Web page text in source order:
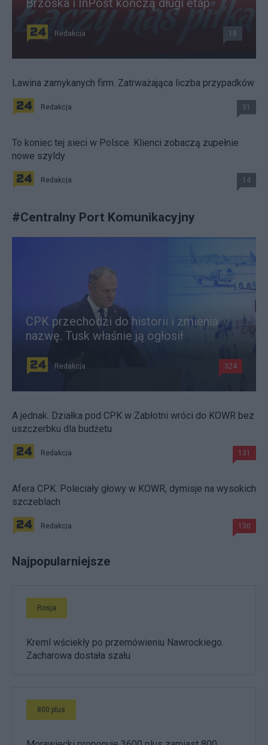
Brzoska i InPost kończą długi etap
Redakcja 18
Lawina zamykanych firm. Zatrważająca liczba przypadków
Redakcja 31
To koniec tej sieci w Polsce. Klienci zobaczą zupełnie
nowe szyldy
Redakcja 14
#Centralny Port Komunikacyjny
CPK przechodzi do historii i zmienia
nazwę. Tusk właśnie ją ogłosił
Redakcja 324
A jednak. Działka pod CPK w Zabłotni wróci do KOWR bez
uszczerbku dla budżetu
Redakcja 131
Afera CPK. Poleciały głowy w KOWR, dymisje na wysokich
szczeblach
Redakcja 130
Najpopularniejsze
Rosja
Kreml wściekły po przemówieniu Nawrockiego.
Zacharowa dostała szału
800 plus